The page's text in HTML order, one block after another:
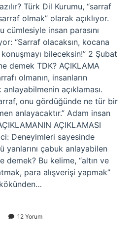
Türk Dil Kurumu, “sarraf
olmak” olarak açıklıyor.
cümlesiyle insan parasını
“Sarraf olacaksın, kocana
bileceksin!” 2 Şubat
demek TDK? AÇIKLAMA
olmanın, insanların
açıklaması.
onu gördüğünde ne tür bir
anlayacaktır.” Adam insan
AÇIKLAMASI
Deneyimleri sayesinde
yanlarını çabuk anlayabilen
demek? Bu kelime, “altın ve
para alışverişi yapmak”
12 Yorum